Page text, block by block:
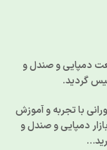
دمپایی و صندل و
گردید.
با تجربه و آموزش
دمپایی و صندل و